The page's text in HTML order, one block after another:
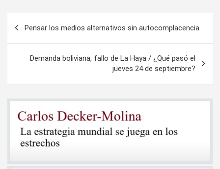
entradas
Pensar los medios alternativos sin autocomplacencia
Demanda boliviana, fallo de La Haya / ¿Qué pasó el
jueves 24 de septiembre?